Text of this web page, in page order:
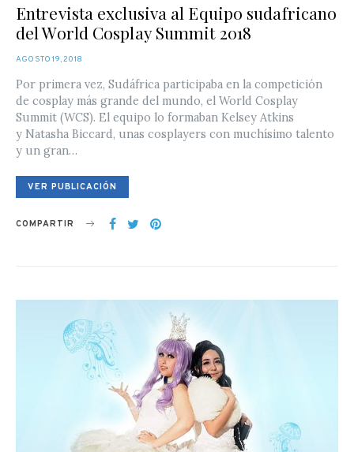
Entrevista exclusiva al Equipo sudafricano
del World Cosplay Summit 2018
POSTED
AGOSTO 19, 2018
Por primera vez, Sudáfrica participaba en la competición
de cosplay más grande del mundo, el World Cosplay
Summit (WCS). El equipo lo formaban Kelsey Atkins
y Natasha Biccard, unas cosplayers con muchísimo talento
y un gran…
VER PUBLICACIÓN
COMPARTIR